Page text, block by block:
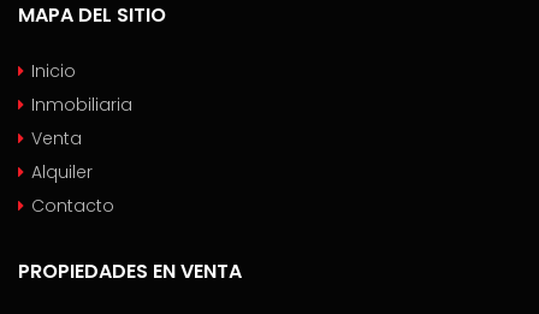
MAPA DEL SITIO
Inicio
Inmobiliaria
Venta
Alquiler
Contacto
PROPIEDADES EN VENTA